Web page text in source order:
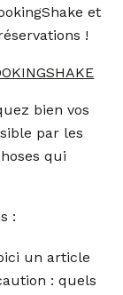
et
!
bien vos
par les
qui
:
un article
: quels